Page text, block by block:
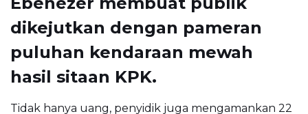
dikejutkan dengan pameran
puluhan kendaraan mewah
hasil sitaan KPK.
Tidak hanya uang, penyidik juga mengamankan 22